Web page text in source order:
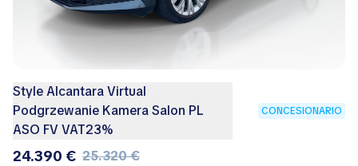
Style Alcantara Virtual
Podgrzewanie Kamera Salon PL
ASO FV VAT23%
CONCESIONARIO
24.390 € 25.320 €